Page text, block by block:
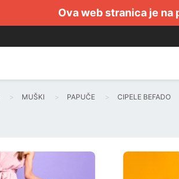
Ova web stranica je na
MUŠKI PAPUČE CIPELE BEFADO